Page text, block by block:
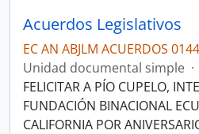
Acuerdos Legislativos
EC AN ABJLM ACUERDOS
Unidad documental simple ·
FELICITAR A PÍO CUPELO,
FUNDACIÓN BINACIONAL
CALIFORNIA POR